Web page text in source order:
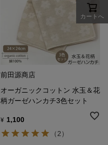
前田源商店
オーガニックコットン 水玉＆花
柄ガーゼハンカチ3色セット
¥ 1,100
（2）
カートへ